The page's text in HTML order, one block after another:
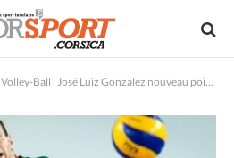
Volley-Ball : José Luiz Gonzalez nouveau pointu du GFCA